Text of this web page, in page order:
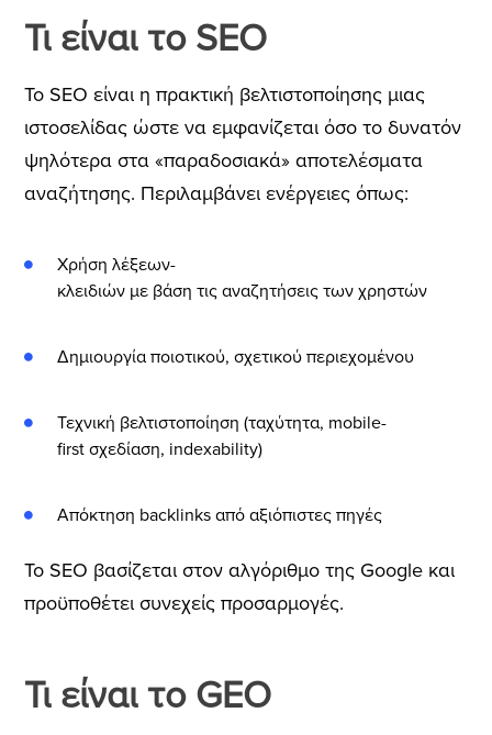
Τι είναι το SEO
Το SEO είναι η πρακτική βελτιστοποίησης μιας
ιστοσελίδας ώστε να εμφανίζεται όσο το δυνατόν
ψηλότερα στα «παραδοσιακά» αποτελέσματα
αναζήτησης. Περιλαμβάνει ενέργειες όπως:
Χρήση λέξεων-
κλειδιών με βάση τις αναζητήσεις των χρηστών
Δημιουργία ποιοτικού, σχετικού περιεχομένου
Τεχνική βελτιστοποίηση (ταχύτητα, mobile-
first σχεδίαση, indexability)
Απόκτηση backlinks από αξιόπιστες πηγές
Το SEO βασίζεται στον αλγόριθμο της Google και
προϋποθέτει συνεχείς προσαρμογές.
Τι είναι το GEO